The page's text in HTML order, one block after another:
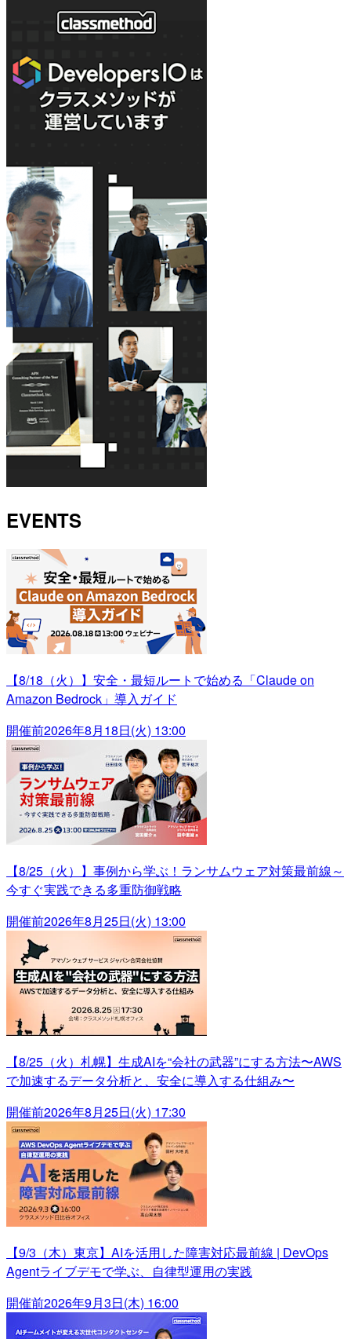
EVENTS
【8/18（火）】安全・最短ルートで始める「Claude on
Amazon Bedrock」導入ガイド
開催前2026年8月18日(火) 13:00
【8/25（火）】事例から学ぶ！ランサムウェア対策最前線～
今すぐ実践できる多重防御戦略
開催前2026年8月25日(火) 13:00
【8/25（火）札幌】生成AIを“会社の武器”にする方法〜AWS
で加速するデータ分析と、安全に導入する仕組み〜
開催前2026年8月25日(火) 17:30
【9/3（木）東京】AIを活用した障害対応最前線 | DevOps
Agentライブデモで学ぶ、自律型運用の実践
開催前2026年9月3日(木) 16:00